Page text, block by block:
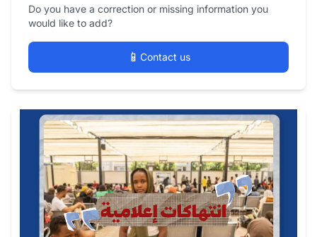
Do you have a correction or missing information you
would like to add?
📱 Contact us